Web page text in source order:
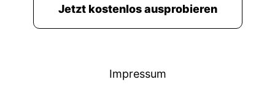
Jetzt kostenlos ausprobieren
Impressum